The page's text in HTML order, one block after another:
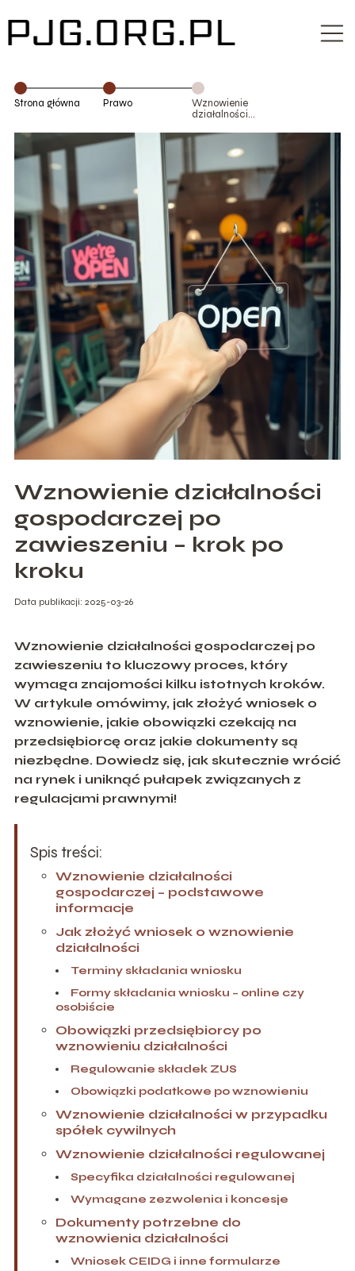
Strona główna Prawo
Wznowienie
działalności
zawieszeniu –
krok po kroku
Wznowienie działalności
gospodarczej po
zawieszeniu – krok po
kroku
Data publikacji: 2025-03-26
Wznowienie działalności gospodarczej po
zawieszeniu to kluczowy proces, który
wymaga znajomości kilku istotnych kroków.
W artykule omówimy, jak złożyć wniosek o
wznowienie, jakie obowiązki czekają na
przedsiębiorcę oraz jakie dokumenty są
niezbędne. Dowiedz się, jak skutecznie wrócić
na rynek i uniknąć pułapek związanych z
regulacjami prawnymi!
Spis treści:
Wznowienie działalności
gospodarczej – podstawowe
informacje
Jak złożyć wniosek o wznowienie
działalności
Terminy składania wniosku
Formy składania wniosku – online czy
osobiście
Obowiązki przedsiębiorcy po
wznowieniu działalności
Regulowanie składek ZUS
Obowiązki podatkowe po wznowieniu
Wznowienie działalności w przypadku
spółek cywilnych
Wznowienie działalności regulowanej
Specyfika działalności regulowanej
Wymagane zezwolenia i koncesje
Dokumenty potrzebne do
wznowienia działalności
Wniosek CEIDG i inne formularze